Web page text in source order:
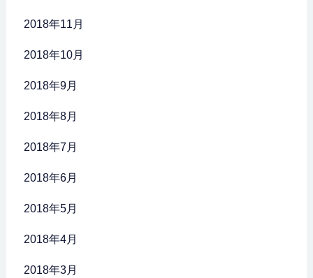
2018年11月
2018年10月
2018年9月
2018年8月
2018年7月
2018年6月
2018年5月
2018年4月
2018年3月